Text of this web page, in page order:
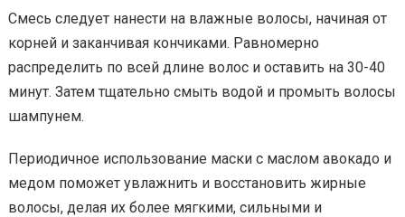
Смесь следует нанести на влажные волосы, начиная от
корней и заканчивая кончиками. Равномерно
распределить по всей длине волос и оставить на 30-40
минут. Затем тщательно смыть водой и промыть волосы
шампунем.
Периодичное использование маски с маслом авокадо и
медом поможет увлажнить и восстановить жирные
волосы, делая их более мягкими, сильными и